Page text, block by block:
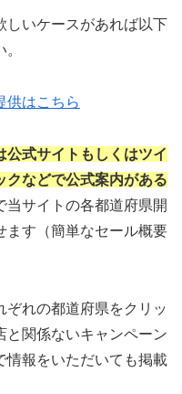
しいケースがあれば以下
供はこちら
公式サイトもしくはツイ
クなどで公式案内がある
当サイトの各都道府県開
ます（簡単なセール概要
ぞれの都道府県をクリッ
と関係ないキャンペーン
情報をいただいても掲載